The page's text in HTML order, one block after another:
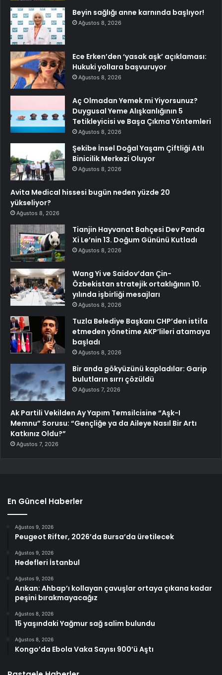
Beyin sağlığı anne karnında başlıyor!
Ağustos 8, 2026
Ece Erken’den ‘yasak aşk’ açıklaması:
Hukuki yollara başvuruyor
Ağustos 8, 2026
Aç Olmadan Yemek mi Yiyorsunuz?
Duygusal Yeme Alışkanlığının 5
Tetikleyicisi ve Başa Çıkma Yöntemleri
Ağustos 8, 2026
Şekibe İnsel Doğal Yaşam Çiftliği Atlı
Binicilik Merkezi Oluyor
Ağustos 8, 2026
Avita Medical hissesi bugün neden yüzde 20
yükseliyor?
Ağustos 8, 2026
Tianjin Hayvanat Bahçesi Dev Panda
Xi Le’nin 13. Doğum Gününü Kutladı
Ağustos 8, 2026
Wang Yi ve Saidov’dan Çin-
Özbekistan stratejik ortaklığının 10.
yılında işbirliği mesajları
Ağustos 8, 2026
Tuzla Belediye Başkanı CHP’den istifa
etmeden yönetime AKP’lileri atamaya
başladı
Ağustos 8, 2026
Bir anda gökyüzünü kapladılar: Garip
bulutların sırrı çözüldü
Ağustos 7, 2026
Ak Partili Vekilden Ay Yapım Temsilcisine “Aşk-I
Memnu” Sorusu: “Gençliğe ya da Aileye Nasıl Bir Artı
Katkınız Oldu?”
Ağustos 7, 2026
En Güncel Haberler
Ağustos 9, 2026
Peugeot Rifter, 2026’da Bursa’da üretilecek
Ağustos 9, 2026
Hedefleri İstanbul
Ağustos 9, 2026
Arıkan: Ahbap’ı kollayan çavuşlar ortaya çıkana kadar
peşini bırakmayacağız
Ağustos 8, 2026
15 yaşındaki Yağmur sağ salim bulundu
Ağustos 8, 2026
Kongo’da Ebola Vaka Sayısı 900’ü Aştı